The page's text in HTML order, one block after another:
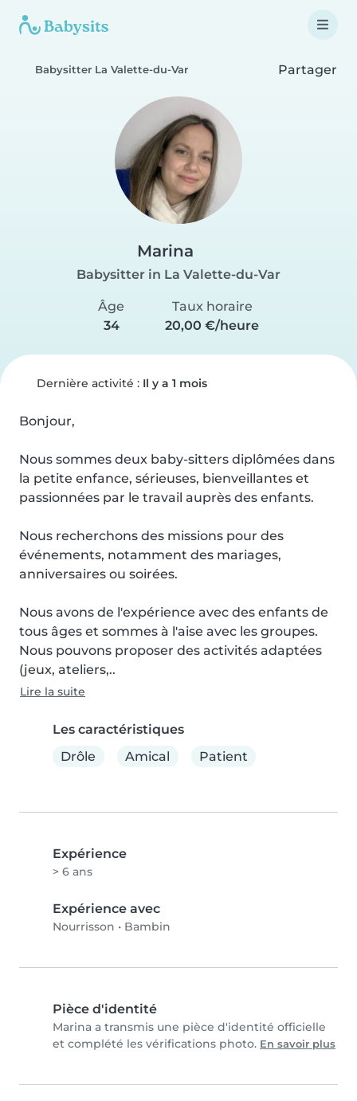
Babysitter La Valette-du-Var Partager
Marina
Babysitter in La Valette-du-Var
Âge
34
Taux horaire
20,00 €/heure
Dernière activité : Il y a 1 mois
Bonjour,
Nous sommes deux baby-sitters diplômées dans
la petite enfance, sérieuses, bienveillantes et
passionnées par le travail auprès des enfants.
Nous recherchons des missions pour des
événements, notamment des mariages,
anniversaires ou soirées.
Nous avons de l'expérience avec des enfants de
tous âges et sommes à l'aise avec les groupes.
Nous pouvons proposer des activités adaptées
(jeux, ateliers,..
Lire la suite
Les caractéristiques
Drôle
Amical Patient
Expérience
> 6 ans
Expérience avec
Nourrisson • Bambin
Pièce d'identité
Marina a transmis une pièce d'identité officielle
et complété les vérifications photo. En savoir plus